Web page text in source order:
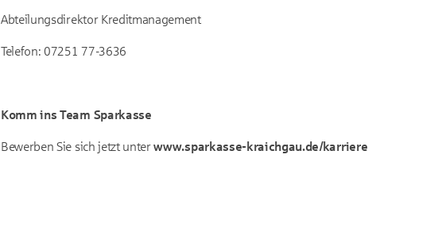
Abteilungsdirektor Kreditmanagement
Telefon: 07251 77-3636
Komm ins Team Sparkasse
Bewerben Sie sich jetzt unter www.sparkasse-kraichgau.de/karriere